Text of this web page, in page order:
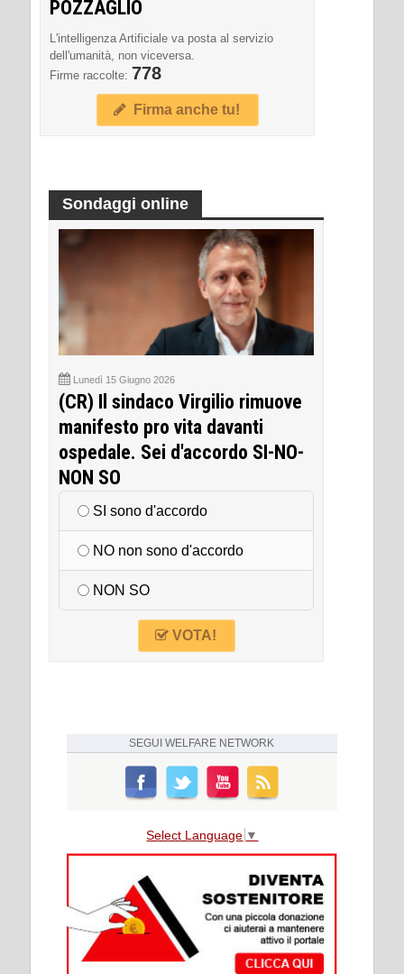
POZZAGLIO
L'intelligenza Artificiale va posta al servizio
dell'umanità, non viceversa.
Firme raccolte: 778
Firma anche tu!
Sondaggi online
Lunedì 15 Giugno 2026
(CR) Il sindaco Virgilio rimuove
manifesto pro vita davanti
ospedale. Sei d'accordo SI-NO-
NON SO
SI sono d'accordo
NO non sono d'accordo
NON SO
VOTA!
SEGUIWELFARE NETWORK
Select Language ▼